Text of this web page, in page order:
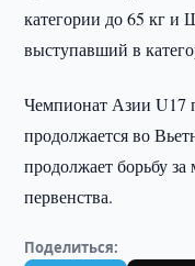
категории до 65 кг
выступавший в
Чемпионат Азии U17
продолжается во
продолжает борьбу
первенства.
Поделиться: